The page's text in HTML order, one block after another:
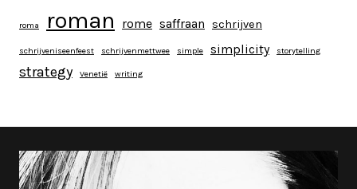
roma roman rome saffraan schrijven
schrijveniseenfeest schrijvenmettwee simple simplicity storytelling
strategy Venetië writing